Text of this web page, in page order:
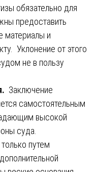
обязательно для
предоставить
материалы и
Уклонение от этого
не в пользу
Заключение
самостоятельным
высокой
суда.
путем